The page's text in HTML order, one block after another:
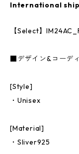
International
【Select】
■デザイン&コーデ
[Style]
・Unisex
[Material]
・Sliver925